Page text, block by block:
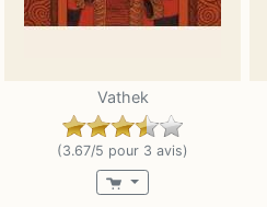
Vathek
(3.67/5 pour 3 avis)